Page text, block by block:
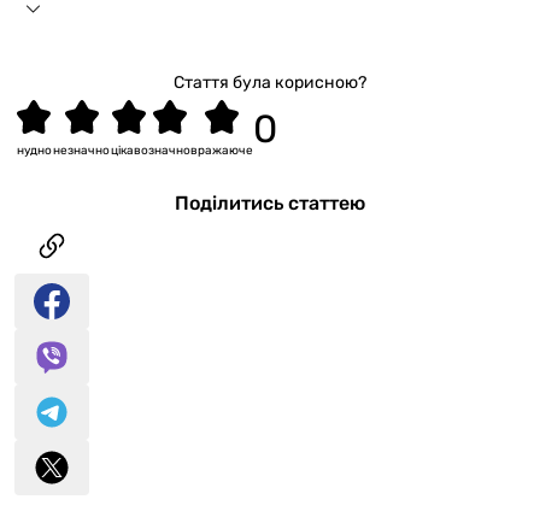
Стаття була корисною?
вражаюче
значно
цікаво
незначно
нудно
Поділитись статтею